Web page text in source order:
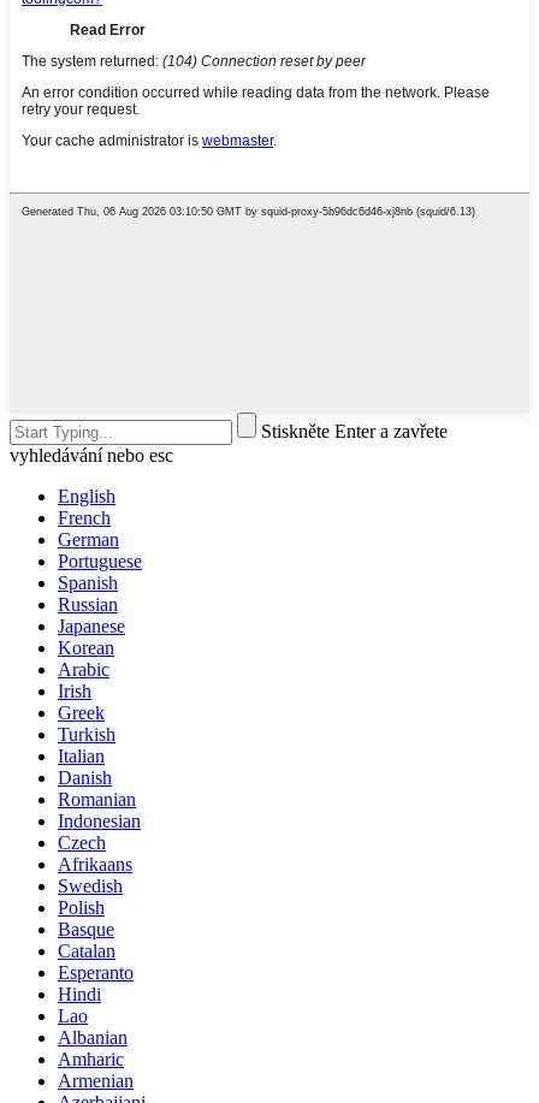
Stiskněte Enter a zavřete
vyhledávání nebo esc
English
French
German
Portuguese
Spanish
Russian
Japanese
Korean
Arabic
Irish
Greek
Turkish
Italian
Danish
Romanian
Indonesian
Czech
Afrikaans
Swedish
Polish
Basque
Catalan
Esperanto
Hindi
Lao
Albanian
Amharic
Armenian